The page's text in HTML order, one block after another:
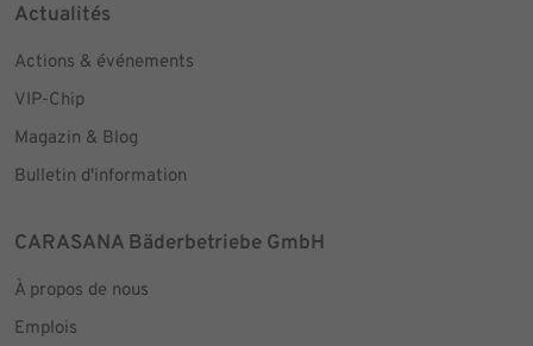
Actualités
Actions & événements
VIP-Chip
Magazin & Blog
Bulletin d'information
CARASANA Bäderbetriebe GmbH
À propos de nous
Emplois